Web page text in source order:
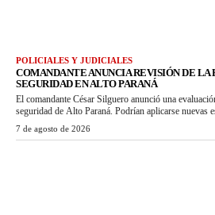
POLICIALES Y JUDICIALES
COMANDANTE ANUNCIA REVISIÓN DE LA
SEGURIDAD EN ALTO PARANÁ
El comandante César Silguero anunció una
seguridad de Alto Paraná. Podrían aplicarse nuevas
7 de agosto de 2026